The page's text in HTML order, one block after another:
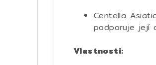
Centella
podporuje její
Vlastnosti: